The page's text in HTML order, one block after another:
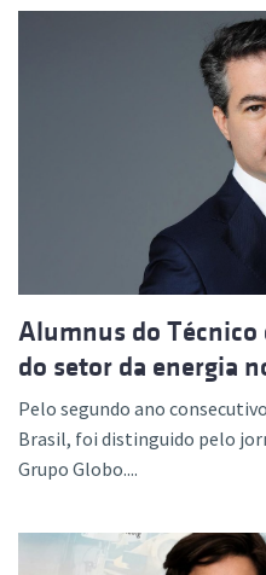
Alumnus do Técnico
do setor da energia
Pelo segundo ano
Brasil, foi distinguido pelo
Grupo Globo....